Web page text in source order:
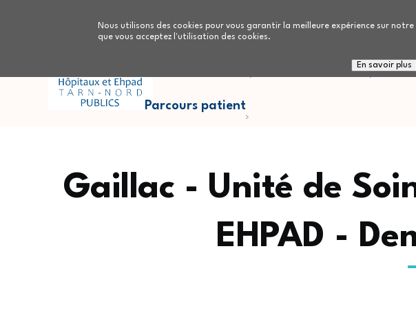
Nous utilisons des cookies pour vous garantir la meilleure expérience sur
que vous acceptez l'utilisation des cookies.
En savoir plus
Nous connaitre
Parcours patient
Gaillac - Unité de
EHPAD -